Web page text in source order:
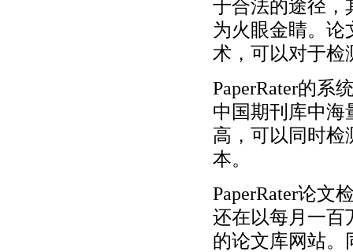
于合法的途径，
为火眼金睛。
术，可以对于检
PaperRater的系
中国期刊库中海
高，可以同时检
本。
PaperRater论文
还在以每月一百
的论文库网站。